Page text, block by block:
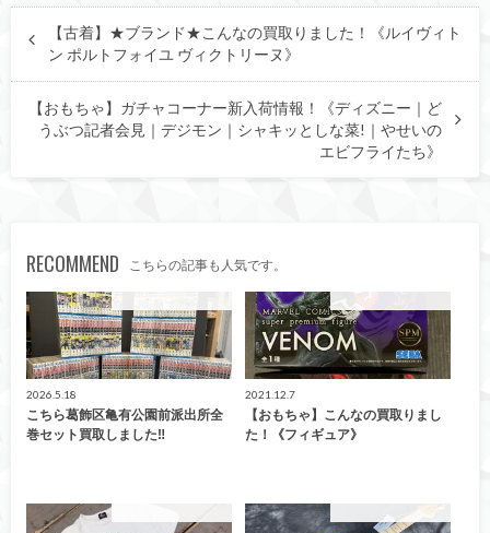
【古着】★ブランド★こんなの買取りました！《ルイヴィト
ン ポルトフォイユ ヴィクトリーヌ》
【おもちゃ】ガチャコーナー新入荷情報！《ディズニー｜ど
うぶつ記者会見｜デジモン｜シャキッとしな菜!｜やせいの
エビフライたち》
RECOMMEND こちらの記事も人気です。
2026.5.18
こちら葛飾区亀有公園前派出所全
巻セット買取しました‼
2021.12.7
【おもちゃ】こんなの買取りまし
た！《フィギュア》